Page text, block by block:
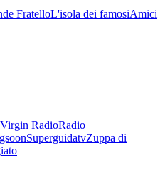
FratelloL'isola dei famosiAmici
Virgin RadioRadio
SuperguidatvZuppa di